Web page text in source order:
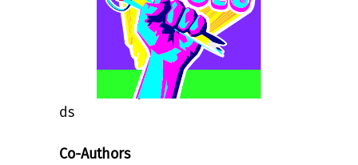
Project information
submitted by
ds
Co-Authors